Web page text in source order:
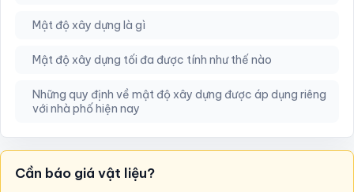
Mật độ xây dựng là gì
Mật độ xây dựng tối đa được tính như thế nào
Những quy định về mật độ xây dựng được áp dụng riêng
với nhà phố hiện nay
Cần báo giá vật liệu?